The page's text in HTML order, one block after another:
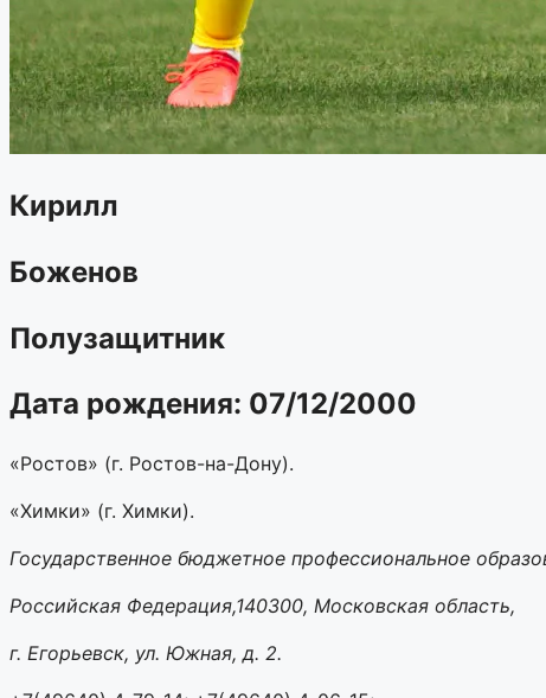
Кирилл
Боженов
Полузащитник
Дата рождения: 07/12/2000
«Ростов» (г. Ростов-на-Дону).
«Химки» (г. Химки).
Государственное бюджетное профессиональное
Российская Федерация,140300, Московская область,
г. Егорьевск, ул. Южная, д. 2.